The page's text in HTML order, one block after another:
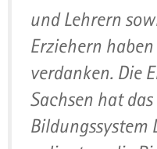
und Lehrern
Erziehern
verdanken. Die
Sachsen hat
Bildungssystem